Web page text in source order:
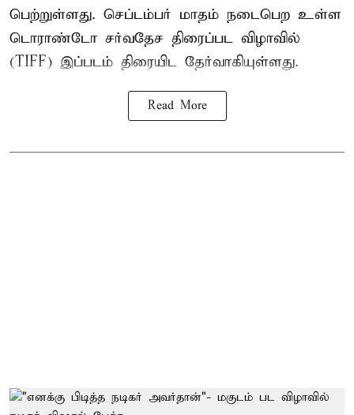
பெற்றுள்ளது. செப்டம்பர் மாதம் நடைபெற உள்ள
டொராண்டோ சர்வதேச திரைப்பட விழாவில்
(TIFF) இப்படம் திரையிட தேர்வாகியுள்ளது.
Read More